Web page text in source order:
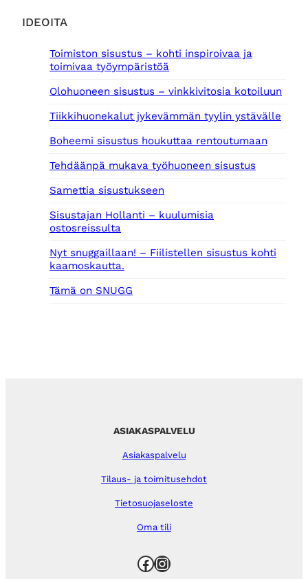
IDEOITA
Toimiston sisustus – kohti inspiroivaa ja
toimivaa työympäristöä
Olohuoneen sisustus – vinkkivitosia kotoiluun
Tiikkihuonekalut jykevämmän tyylin ystävälle
Boheemi sisustus houkuttaa rentoutumaan
Tehdäänpä mukava työhuoneen sisustus
Samettia sisustukseen
Sisustajan Hollanti – kuulumisia
ostosreissulta
Nyt snuggaillaan! – Fiilistellen sisustus kohti
kaamoskautta.
Tämä on SNUGG
ASIAKASPALVELU
Asiakaspalvelu
Tilaus- ja toimitusehdot
Tietosuojaseloste
Oma tili
Facebook Instagram